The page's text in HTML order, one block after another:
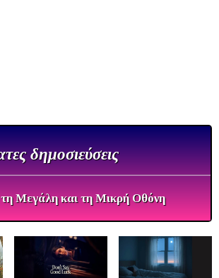
δημοσιεύσεις
Μεγάλη και τη Μικρή Οθόνη